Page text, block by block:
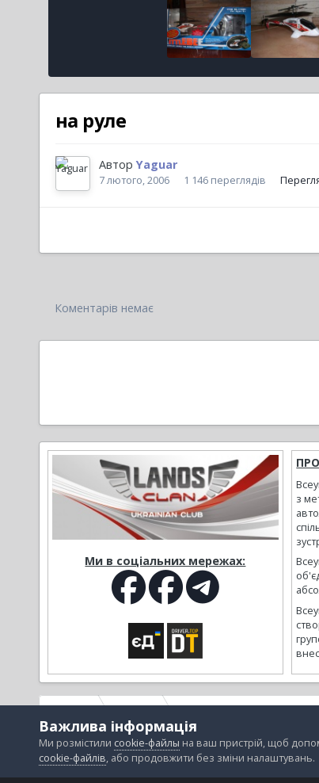
на руле
Автор Yaguar
7 лютого, 2006 1 146 переглядів
Коментарів немає
Ми в соціальних мережах:
з
Важлива інформація
Ми розмістили cookie-файлы на ваш пристрій, щоб
cookie-файлів, або продовжити без зміни налаштувань.